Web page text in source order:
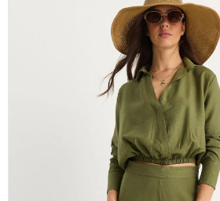
300 TL ve üzeri alışverişlerde
1000 TL ve üzeri alışverişlerde